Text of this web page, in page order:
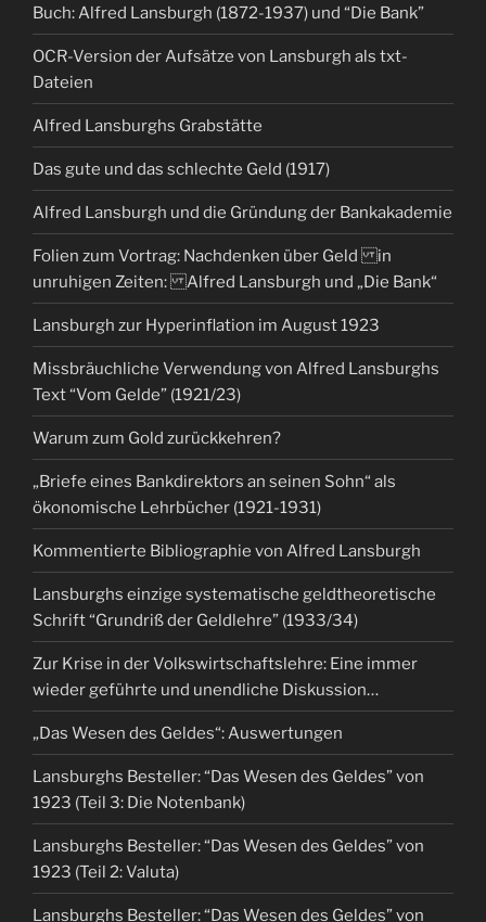
Buch: Alfred Lansburgh (1872-1937) und “Die Bank”
OCR-Version der Aufsätze von Lansburgh als txt-
Dateien
Alfred Lansburghs Grabstätte
Das gute und das schlechte Geld (1917)
Alfred Lansburgh und die Gründung der Bankakademie
Folien zum Vortrag: Nachdenken über Geld in
unruhigen Zeiten: Alfred Lansburgh und „Die Bank“
Lansburgh zur Hyperinflation im August 1923
Missbräuchliche Verwendung von Alfred Lansburghs
Text “Vom Gelde” (1921/23)
Warum zum Gold zurückkehren?
„Briefe eines Bankdirektors an seinen Sohn“ als
ökonomische Lehrbücher (1921-1931)
Kommentierte Bibliographie von Alfred Lansburgh
Lansburghs einzige systematische geldtheoretische
Schrift “Grundriß der Geldlehre” (1933/34)
Zur Krise in der Volkswirtschaftslehre: Eine immer
wieder geführte und unendliche Diskussion…
„Das Wesen des Geldes“: Auswertungen
Lansburghs Besteller: “Das Wesen des Geldes” von
1923 (Teil 3: Die Notenbank)
Lansburghs Besteller: “Das Wesen des Geldes” von
1923 (Teil 2: Valuta)
Lansburghs Besteller: “Das Wesen des Geldes” von